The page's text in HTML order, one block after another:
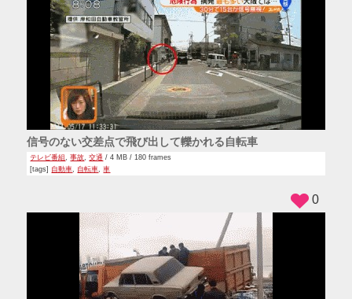
信号のない交差点で飛び出して轢かれる自転車
テレビ番組,事故,交通 / 4 MB / 180 frames
[tags] 自動車, 自転車,車
0